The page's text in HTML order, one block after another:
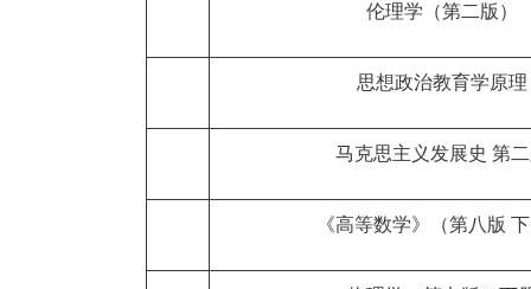
伦理学（第二版）
思想政治教育学原理
马克思主义发展史 第
《高等数学》（第八版